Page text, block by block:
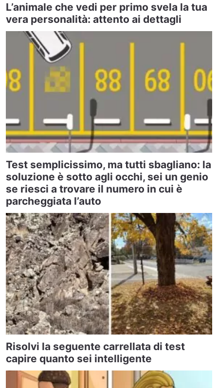
L’animale che vedi per primo svela la tua
vera personalità: attento ai dettagli
Test semplicissimo, ma tutti sbagliano: la
soluzione è sotto agli occhi, sei un genio
se riesci a trovare il numero in cui è
parcheggiata l’auto
Risolvi la seguente carrellata di test
capire quanto sei intelligente